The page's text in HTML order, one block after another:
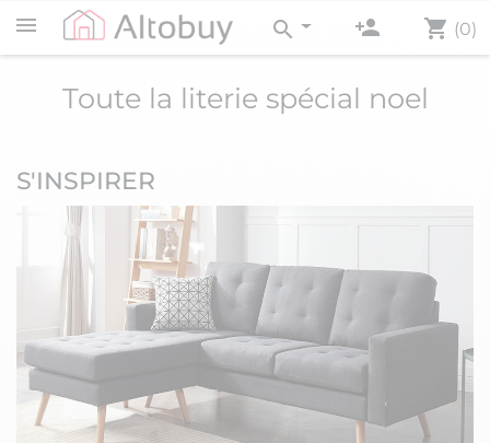
shopping_cart (0)
person_add
search
Toute la literie spécial noel
S'INSPIRER